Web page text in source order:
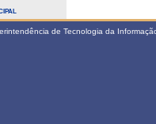
de Tecnologia da